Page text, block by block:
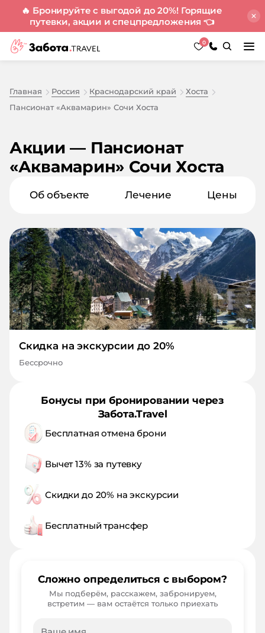
🔥 Бронируйте с выгодой до 20%! Горящие
путевки, акции и спецпредложения 👈
0
Главная Россия Краснодарский край
Хоста
Пансионат «Аквамарин» Сочи Хоста
Акции — Пансионат
«Аквамарин» Сочи Хоста
Об объекте Лечение Цены
Скидка на экскурсии до 20%
Бессрочно
Бонусы при бронировании через
Забота.Travel
Бесплатная отмена брони
Вычет 13% за путевку
Скидки до 20% на экскурсии
Бесплатный трансфер
Сложно определиться с выбором?
Мы подберём, расскажем, забронируем,
встретим — вам остаётся только приехать